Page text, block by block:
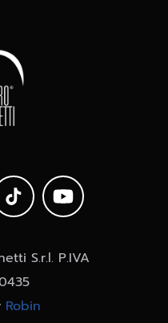
S.r.l. P.IVA
Robin